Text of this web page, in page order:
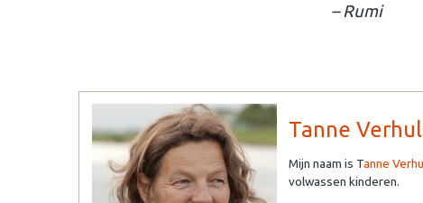
– Rumi
Tanne
Mijn naam is Tanne
volwassen kinderen.